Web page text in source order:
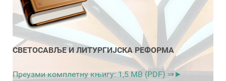
СВЕТОСАВЉЕ И ЛИТУРГИЈСКА РЕФОРМА
Преузми комплетну књигу: 1,5 MB (PDF) ⇒►